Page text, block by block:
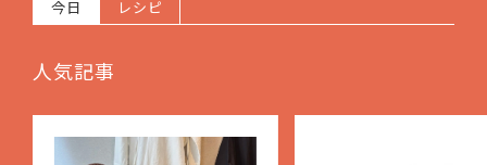
今日 レシピ
人気記事